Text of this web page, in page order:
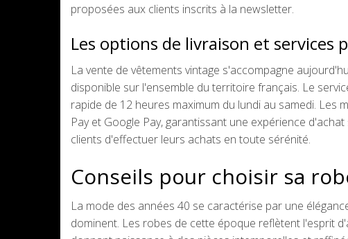
proposées aux clients inscrits à la newsletter.
Les options de livraison et services
La vente de vêtements vintage s'accompagne
disponible sur l'ensemble du territoire français. Le
rapide de 12 heures maximum du lundi au samedi. Les
Pay et Google Pay, garantissant une expérience
clients d'effectuer leurs achats en toute sérénité.
Conseils pour choisir sa
La mode des années 40 se caractérise par une
dominent. Les robes de cette époque reflètent l'esprit